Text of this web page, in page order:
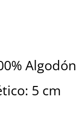
Algodón
5 cm